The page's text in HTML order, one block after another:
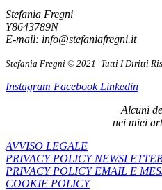
Stefania Fregni
Y8643789N
E-mail: info@stefaniafregni.it
Stefania Fregni © 2021- Tutti I Diritti
Instagram Facebook Linkedin
Alcuni
nei miei
AVVISO LEGALE
PRIVACY POLICY
PRIVACY POLICY EMAIL E
COOKIE POLICY